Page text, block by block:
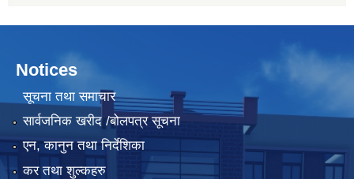
Notices
सूचना तथा समाचार
सार्वजनिक खरीद /बोलपत्र सूचना
एन, कानुन तथा निर्देशिका
कर तथा शुल्कहरु